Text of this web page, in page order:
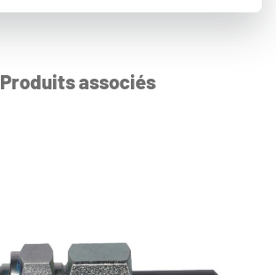
Produits associés